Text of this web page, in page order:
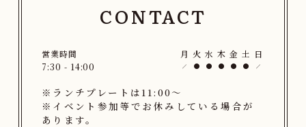
CONTACT
営業時間 月 火 水 木 金 土 日
7:30 - 14:00
※ランチプレートは11:00〜
※イベント参加等でお休みしている場合が
あります。